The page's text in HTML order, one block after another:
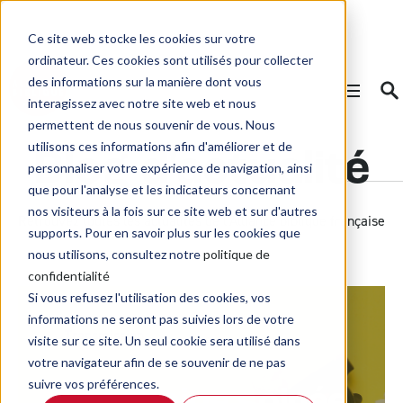
Ce site web stocke les cookies sur votre
ordinateur. Ces cookies sont utilisés pour collecter
des informations sur la manière dont vous
interagissez avec notre site web et nous
permettent de nous souvenir de vous. Nous
utilisons ces informations afin d'améliorer et de
personnaliser votre expérience de navigation, ainsi
que pour l'analyse et les indicateurs concernant
nos visiteurs à la fois sur ce site web et sur d'autres
supports. Pour en savoir plus sur les cookies que
nous utilisons, consultez notrepolitique de
confidentialité
Si vous refusez l'utilisation des cookies, vos
informations ne seront pas suivies lors de votre
visite sur ce site. Un seul cookie sera utilisé dans
votre navigateur afin de se souvenir de ne pas
suivre vos préférences.
Blog d'actualité
Retrouvez toutes les actualités de l’Alliance biblique française
Transmission